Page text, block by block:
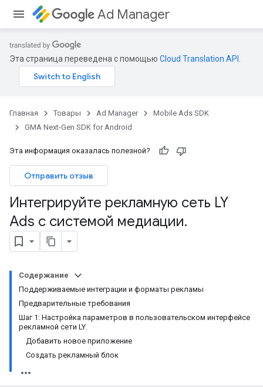
Ad Manager
Эта страница переведена с помощью Cloud Translation API
Главная Товары Ad Manager
Mobile Ads SDK
GMA Next-Gen SDK for Android
Эта информация оказалась полезной?
Отправить отзыв
Интегрируйте рекламную сеть LY
Ads с системой медиации.
Содержание
Поддерживаемые интеграции и форматы рекламы
Предварительные требования
Шаг 1: Настройка параметров в пользовательском интерфейсе
рекламной сети LY.
Добавить новое приложение
Создать рекламный блок